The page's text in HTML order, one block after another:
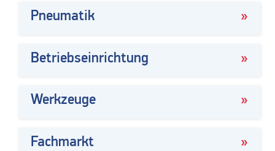
Pneumatik
Betriebseinrichtung
Werkzeuge
Fachmarkt